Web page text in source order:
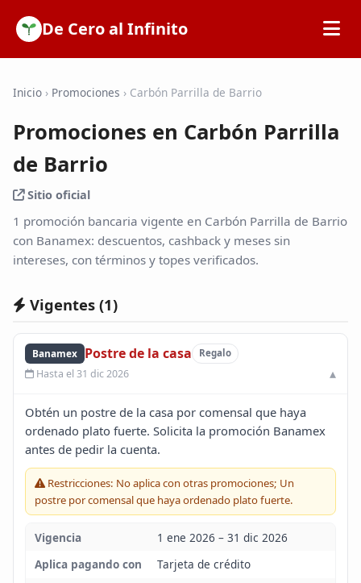
De Cero al Infinito
SOFIPOs
Calculadoras
Promociones
Blog
Infinito
Inicio › Promociones › Carbón Parrilla de Barrio
Promociones en Carbón Parrilla
de Barrio
Sitio oficial
1 promoción bancaria vigente en Carbón Parrilla de Barrio
con Banamex: descuentos, cashback y meses sin
intereses, con términos y topes verificados.
Vigentes (1)
Banamex Postre de la casa Regalo
Hasta el 31 dic 2026
Obtén un postre de la casa por comensal que haya
ordenado plato fuerte. Solicita la promoción Banamex
antes de pedir la cuenta.
Restricciones: No aplica con otras promociones; Un
postre por comensal que haya ordenado plato fuerte.
Vigencia
1 ene 2026 – 31 dic 2026
Aplica pagando con
Tarjeta de crédito